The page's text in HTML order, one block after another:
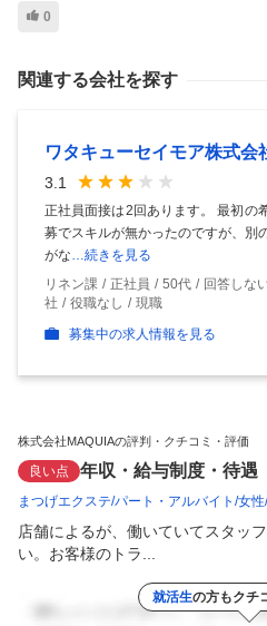
0
関連する会社を探す
ワタキューセイモア株式会
3.1
正社員面接は2回あります。 最初の
募でスキルが無かったのですが、別
がな…続きを見る
リネン課
正社員 50代 回答しな
社
役職なし
現職
募集中の求人情報を見る
株式会社MAQUIAの評判・クチコミ・評価
良い点 年収・給与制度・待遇
まつげエクステ パート・アルバイト 女性
店舗によるが、働いていてスタッ
い。お客様のトラ...
就活生の方もクチ